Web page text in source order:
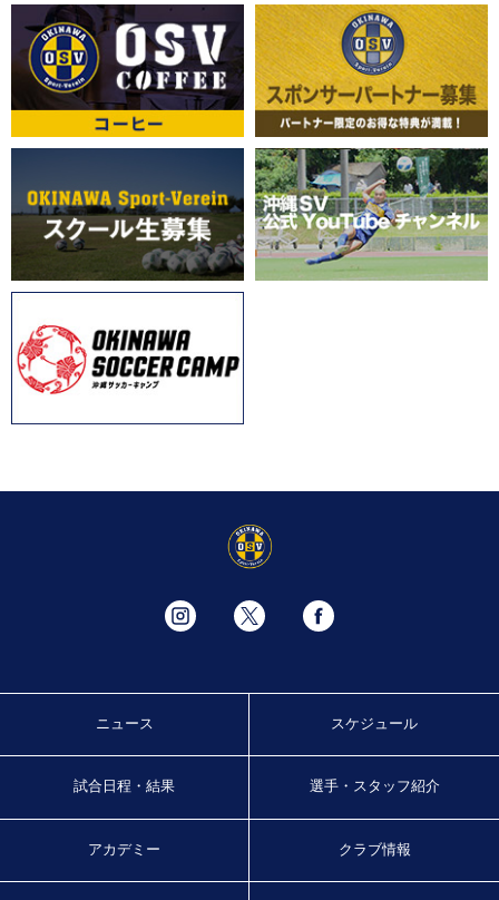
ニュース スケジュール
試合日程・結果 選手・スタッフ紹介
アカデミー クラブ情報